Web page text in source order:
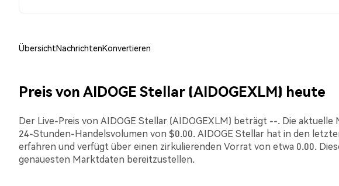
ÜbersichtNachrichtenKonvertieren
Preis von AIDOGE Stellar (AIDOGEXLM) heute
Der Live-Preis von AIDOGE Stellar (AIDOGEXLM) beträgt --. Die
24-Stunden-Handelsvolumen von $0.00. AIDOGE Stellar hat in den
erfahren und verfügt über einen zirkulierenden Vorrat von etwa 0.00.
genauesten Marktdaten bereitzustellen.